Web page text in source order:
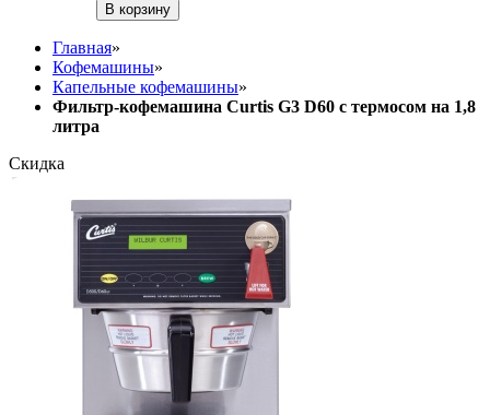
В корзину
Главная»
Кофемашины»
Капельные кофемашины»
Фильтр-кофемашина Curtis G3 D60 с термосом на 1,8
литра
Скидка